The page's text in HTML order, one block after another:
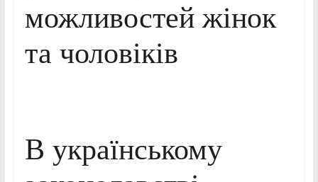
можливостей жінок
та чоловіків
В українському